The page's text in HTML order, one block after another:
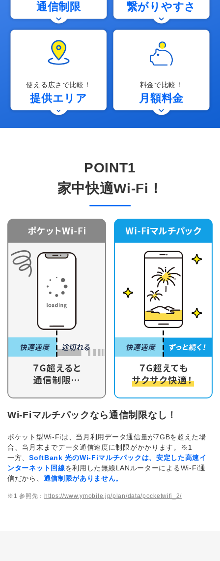
通信制限 繋がりやすさ
使える広さで比較！
提供エリア
料金で比較！
月額料金
POINT1
家中快適Wi-Fi！
Wi-Fiマルチパックなら通信制限なし！
ポケット型Wi-Fiは、当月利用データ通信量が7GBを超えた場
合、当月末までデータ通信速度に制限がかかります。※1
一方、SoftBank 光のWi-Fiマルチパックは、安定した高速イ
ンターネット回線を利用した無線LANルーターによるWi-Fi通
信だから、 通信制限がありません。
※1 参照先： https://www.ymobile.jp/plan/data/pocketwifi_2/